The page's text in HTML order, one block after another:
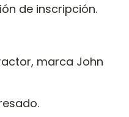
de inscripción.
marca John